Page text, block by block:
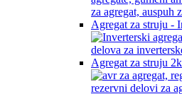
Agregat za struju -
Agregat za struju